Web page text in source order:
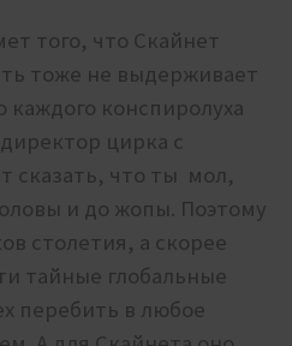
того, что Скайнет
тоже не выдерживает
конспиролуха
цирка с
сказать, что ты мол,
и до жопы. Поэтому
столетия, а скорее
тайные глобальные
перебить в любое